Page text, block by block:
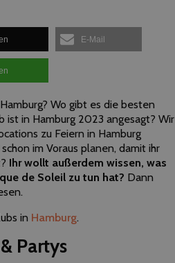
E-Mail
Wo gibt es die besten
ist in Hamburg 2023 angesagt? Wir
zu Feiern in Hamburg
im Voraus planen, damit ihr
Ihr wollt außerdem wissen, was
de Soleil zu tun hat? Dann
in Hamburg.
Partys